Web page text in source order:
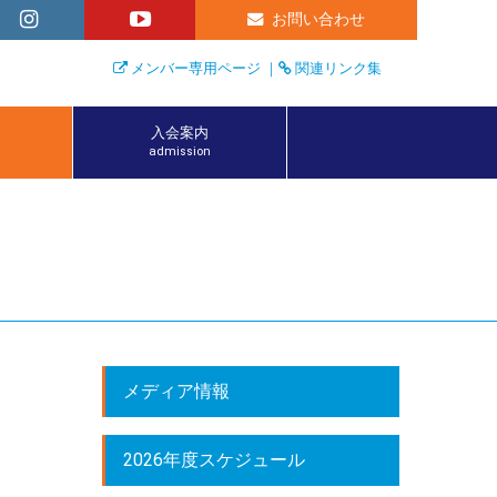
お問い合わせ
メンバー専用ページ ｜ 関連リンク集
入会案内
admission
メディア情報
2026年度スケジュール